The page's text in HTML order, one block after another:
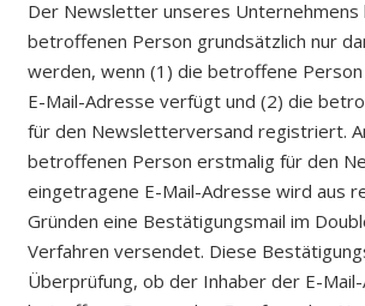
Der Newsletter unseres Unternehmens
betroffenen Person grundsätzlich nur
werden, wenn (1) die betroffene
E-Mail-Adresse verfügt und (2) die
für den Newsletterversand registriert.
betroffenen Person erstmalig für den
eingetragene E-Mail-Adresse wird aus
Gründen eine Bestätigungsmail im
Verfahren versendet. Diese
Überprüfung, ob der Inhaber der E-